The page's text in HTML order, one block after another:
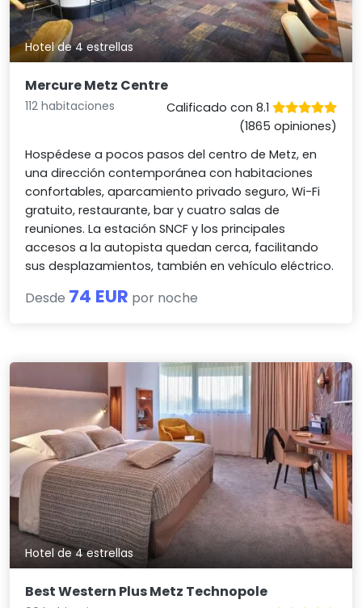
Hotel de 4 estrellas
Mercure Metz Centre
112 habitaciones
Calificado con 8.1
(1865 opiniones)
Hospédese a pocos pasos del centro de Metz, en
una dirección contemporánea con habitaciones
confortables, aparcamiento privado seguro, Wi-Fi
gratuito, restaurante, bar y cuatro salas de
reuniones. La estación SNCF y los principales
accesos a la autopista quedan cerca, facilitando
sus desplazamientos, también en vehículo eléctrico.
Desde 74 EUR por noche
Hotel de 4 estrellas
Best Western Plus Metz Technopole